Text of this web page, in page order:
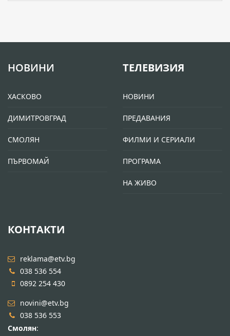
НОВИНИ
ХАСКОВО
ДИМИТРОВГРАД
СМОЛЯН
ПЪРВОМАЙ
ТЕЛЕВИЗИЯ
НОВИНИ
ПРЕДАВАНИЯ
ФИЛМИ И СЕРИАЛИ
ПРОГРАМА
НА ЖИВО
КОНТАКТИ
reklama@etv.bg
038 536 554
0892 254 430
novini@etv.bg
038 536 553
Смолян: